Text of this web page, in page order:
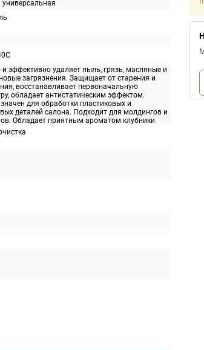
и эффективно удаляет пыль, грязь, масляные и
загрязнения. Защищает от старения и
восстанавливает первоначальную
обладает антистатическим эффектом.
для обработки пластиковых и
деталей салона. Подходит для молдингов и
Обладает приятным ароматом клубники.